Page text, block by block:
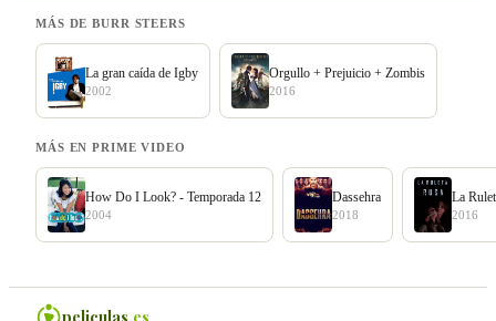
MÁS DE BURR STEERS
La gran caída de Igby
2002
Orgullo + Prejuicio + Zombis
2016
MÁS EN PRIME VIDEO
How Do I Look? - Temporada 12
2004
Dassehra
2018
La
2016
peliculas.es